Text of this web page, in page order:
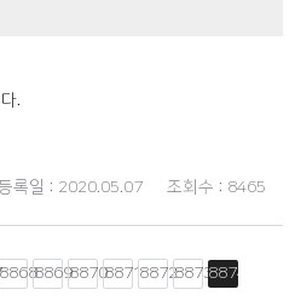
.
록일 : 2020.05.07 조회수 : 8465
8868886988708871887288738874